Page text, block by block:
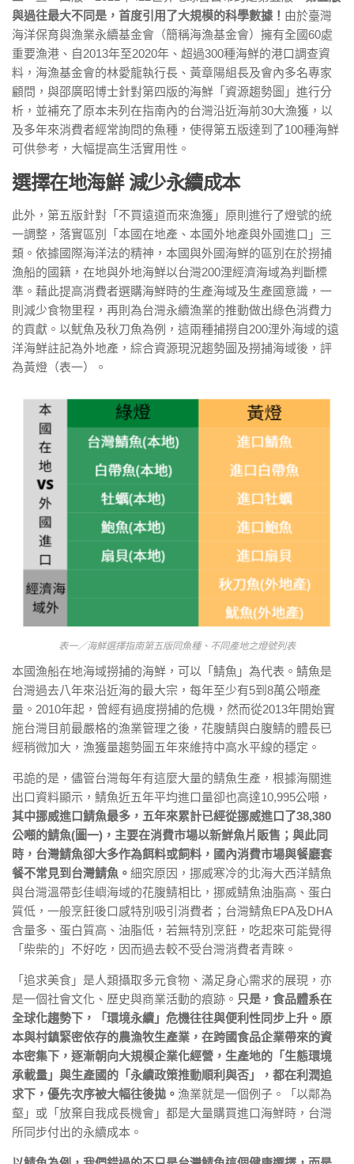
與過往最大不同是，首度引用了大規模的科學數據！ 由於臺灣
海洋保育與漁業永續基金會（簡稱海漁基金會）擁有全國60處
重要漁港、自2013年至2020年、超過300種海鮮的港口調查資
料，海漁基金會的林愛龍執行長、黃章陽組長及會內多名專家
顧問，與邵廣昭博士針對第四版的海鮮「資源趨勢圖」進行分
析，並補充了原本未列在指南內的台灣沿近海前30大漁獲，以
及多年來消費者經常詢問的魚種，使得第五版達到了100種海鮮
可供參考，大幅提高生活實用性。
選擇在地海鮮 減少永續成本
此外，第五版針對「不買遠道而來漁獲」原則進行了燈號的統
一調整，落實區別「本國在地產、本國外地產與外國進口」三
類。依據國際海洋法的精神，本國與外國海鮮的區別在於撈捕
漁船的國籍，在地與外地海鮮以台灣200浬經濟海域為判斷標
準。藉此提高消費者選購海鮮時的生產海域及生產國意識，一
則減少食物里程，再則為台灣永續漁業的推動做出綠色消費力
的貢獻。以魷魚及秋刀魚為例，這兩種捕撈自200浬外海域的遠
洋海鮮註記為外地產，綜合資源現況趨勢圖及撈捕海域後，評
為黃燈（表一）。
表一／海鮮選擇指南第五版同魚種、不同產地之燈號列表
本國漁船在地海域撈捕的海鮮，可以「鯖魚」為代表。鯖魚是
台灣過去八年來沿近海的最大宗，每年至少有5到8萬公噸產
量。2010年起，曾經有過度撈捕的危機，然而從2013年開始實
施台灣目前最嚴格的漁業管理之後，花腹鯖與白腹鯖的體長已
經稍微加大，漁獲量趨勢圖五年來維持中高水平線的穩定。
弔詭的是，儘管台灣每年有這麼大量的鯖魚生產，根據海關進
出口資料顯示，鯖魚近五年平均進口量卻也高達10,995公噸，
其中挪威進口鯖魚最多，五年來累計已經從挪威進口了38,380
公噸的鯖魚(圖一)，主要在消費市場以新鮮魚片販售；與此同
時，台灣鯖魚卻大多作為餌料或飼料，國內消費市場與餐廳套
餐不常見到台灣鯖魚。 細究原因，挪威寒冷的北海大西洋鯖魚
與台灣溫帶彭佳嶼海域的花腹鯖相比，挪威鯖魚油脂高、蛋白
質低，一般烹飪後口感特別吸引消費者；台灣鯖魚EPA及DHA
含量多、蛋白質高、油脂低，若無特別烹飪，吃起來可能覺得
「柴柴的」不好吃，因而過去較不受台灣消費者青睞。
「追求美食」是人類攝取多元食物、滿足身心需求的展現，亦
是一個社會文化、歷史與商業活動的痕跡。 只是，食品體系在
全球化趨勢下，「環境永續」危機往往與便利性同步上升。原
本與村鎮緊密依存的農漁牧生產業，在跨國食品企業帶來的資
本密集下，逐漸朝向大規模企業化經營，生產地的「生態環境
承載量」與生產國的「永續政策推動順利與否」，都在利潤追
求下，優先次序被大幅往後拋。 漁業就是一個例子。「以鄰為
壑」或「放棄自我成長機會」都是大量購買進口海鮮時，台灣
所同步付出的永續成本。